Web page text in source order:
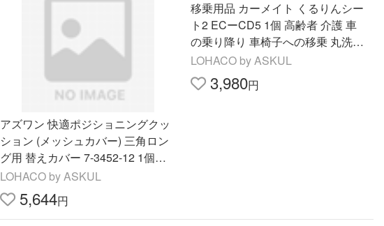
アズワン 快適ポジショニングクッ
ション (メッシュカバー) 三角ロン
グ用 替えカバー 7-3452-12 1個
（直送品）
LOHACO by ASKUL
5,644円
移乗用品 カーメイト くるりんシー
ト2 ECーCD5 1個 高齢者 介護 車
の乗り降り 車椅子への移乗 丸洗い
回転椅子
LOHACO by ASKUL
3,980円